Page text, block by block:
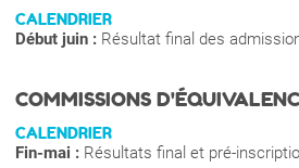
CALENDRIER
Début juin : Résultat final des
COMMISSIONS
CALENDRIER
Fin-mai : Résultats final et pré-